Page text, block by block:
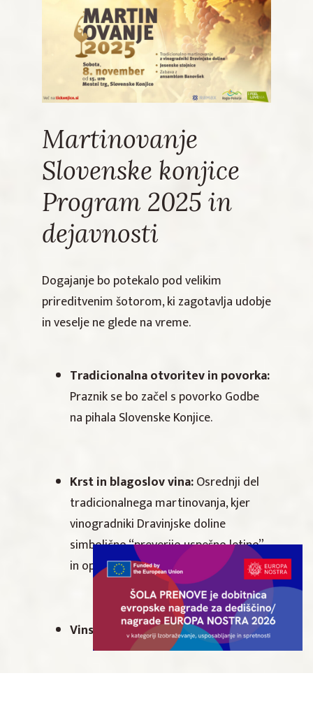
Martinovanje
Slovenske konjice
Program 2025 in
dejavnosti
Dogajanje bo potekalo pod velikim
prireditvenim šotorom, ki zagotavlja udobje
in veselje ne glede na vreme.
Tradicionalna otvoritev in povorka:
Praznik se bo začel s povorko Godbe
na pihala Slovenske Konjice.
Krst in blagoslov vina:Osrednji del
tradicionalnega martinovanja, kjer
vinogradniki Dravinjske doline
simbolično “preverijo uspešno letino”
in opravijo blagoslov mladega vina.
Vinska in kulinarična ponudba: